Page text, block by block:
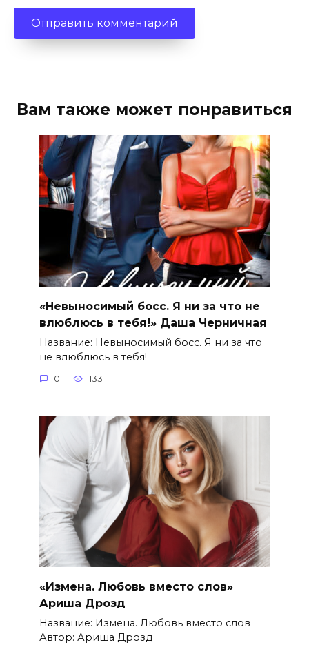
Вам также может понравиться
«Невыносимый босс. Я ни за что не
влюблюсь в тебя!» Даша Черничная
Название: Невыносимый босс. Я ни за что
не влюблюсь в тебя!
0 133
«Измена. Любовь вместо слов»
Ариша Дрозд
Название: Измена. Любовь вместо слов
Автор: Ариша Дрозд